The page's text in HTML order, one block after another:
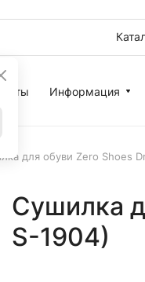
Информация
для обуви Zero Shoes
Сушилка
S-1904)